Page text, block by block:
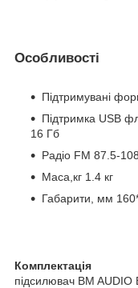
Особливості
Підтримувані
Підтримка USB
16 Гб
Радіо FM 87.5-
Маса,кг 1.4 кг
Габарити, мм
Комплектація
підсилювач BM AUDIO